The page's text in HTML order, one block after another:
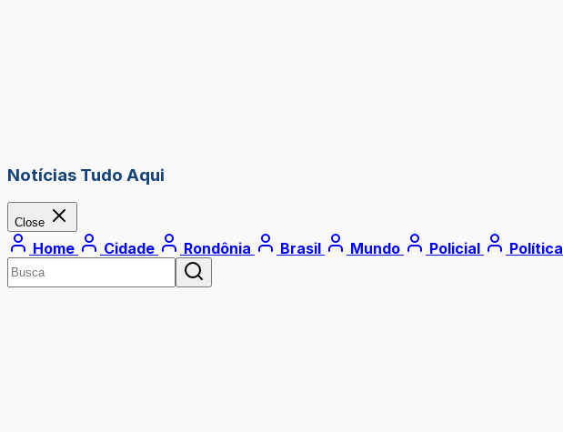
Notícias Tudo Aqui
Close
Home Cidade Rondônia Brasil Mundo Policial Política